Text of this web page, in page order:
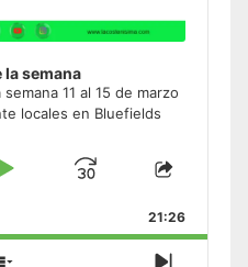
semana
11 al 15 de marzo
locales en Bluefields
Play
Jump
Forward
Share
Episode
21:26